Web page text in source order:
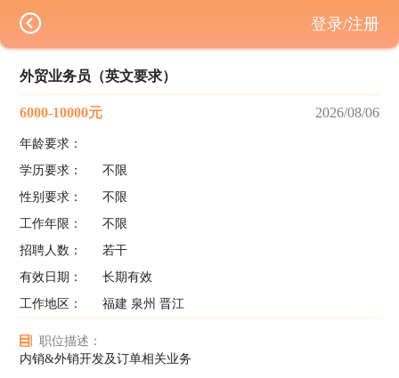
外贸业务员（英文要求）
6000-10000元 2026/08/06
年龄要求：
学历要求：
不限
性别要求：
不限
工作年限：
不限
招聘人数：
若干
有效日期：
长期有效
工作地区：
福建 泉州 晋江
职位描述：
内销&外销开发及订单相关业务
登录/注册